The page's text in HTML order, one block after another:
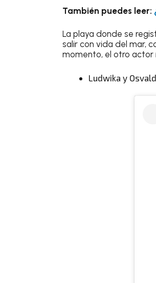
También puedes leer:
La playa donde se
salir con vida del mar,
momento, el otro actor
Ludwika y